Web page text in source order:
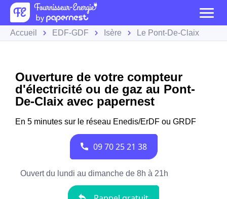
Accueil EDF-GDF Isère Le Pont-De-Claix